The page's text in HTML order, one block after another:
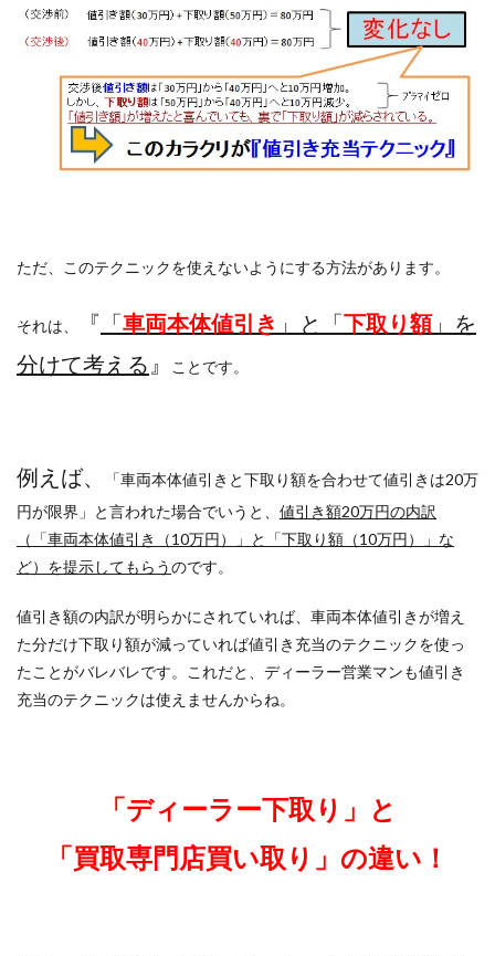
ただ、このテクニックを使えないようにする方法があります。
それは、 『 「車両本体値引き 」と「下取り額」を
分けて考える 』 ことです。
例えば、
「車両本体値引きと下取り額を合わせて値引きは20万
円が限界」と言われた場合でいうと、 値引き額20万円の内訳
（「車両本体値引き（10万円）」と「下取り額（10万円）」な
ど）を提示してもらうのです。
値引き額の内訳が明らかにされていれば、車両本体値引きが増え
た分だけ下取り額が減っていれば値引き充当のテクニックを使っ
たことがバレバレです。これだと、ディーラー営業マンも値引き
充当のテクニックは使えませんからね。
「ディーラー下取り」と
「買取専門店買い取り」 の違い！